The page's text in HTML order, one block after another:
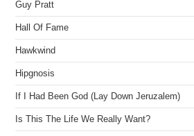
Guy Pratt
Hall Of Fame
Hawkwind
Hipgnosis
If I Had Been God (Lay Down Jeruzalem)
Is This The Life We Really Want?